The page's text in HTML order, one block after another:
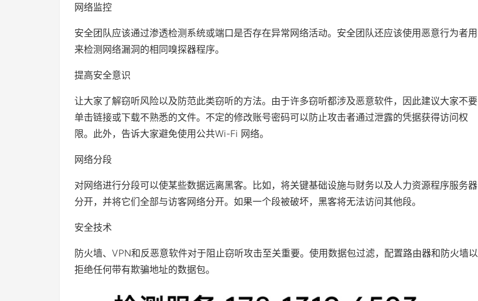
网络监控
安全团队应该通过渗透检测系统或端口是否存在异常网络活动。安全团队还应该使用恶意行为者用
来检测网络漏洞的相同嗅探器程序。
提高安全意识
让大家了解窃听风险以及防范此类窃听的方法。由于许多窃听都涉及恶意软件，因此建议大家不要
单击链接或下载不熟悉的文件。不定的修改账号密码可以防止攻击者通过泄露的凭据获得访问权
限。此外，告诉大家避免使用公共Wi-Fi 网络。
网络分段
对网络进行分段可以使某些数据远离黑客。比如，将关键基础设施与财务以及人力资源程序服务器
分开，并将它们全部与访客网络分开。如果一个段被破坏，黑客将无法访问其他段。
安全技术
防火墙、VPN和反恶意软件对于阻止窃听攻击至关重要。使用数据包过滤，配置路由器和防火墙以
拒绝任何带有欺骗地址的数据包。